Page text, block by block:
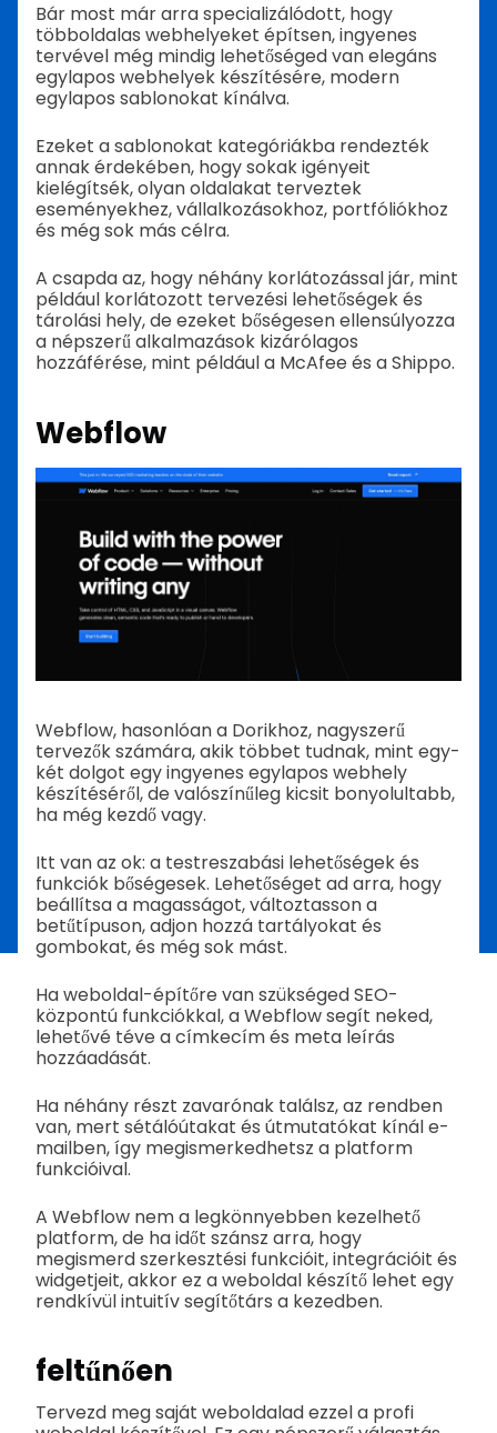
Bár most már arra specializálódott, hogy
többoldalas webhelyeket építsen, ingyenes
tervével még mindig lehetőséged van elegáns
egylapos webhelyek készítésére, modern
egylapos sablonokat kínálva.
Ezeket a sablonokat kategóriákba rendezték
annak érdekében, hogy sokak igényeit
kielégítsék, olyan oldalakat terveztek
eseményekhez, vállalkozásokhoz, portfóliókhoz
és még sok más célra.
A csapda az, hogy néhány korlátozással jár, mint
például korlátozott tervezési lehetőségek és
tárolási hely, de ezeket bőségesen ellensúlyozza
a népszerű alkalmazások kizárólagos
hozzáférése, mint például a McAfee és a Shippo.
Webflow
Webflow, hasonlóan a Dorikhoz, nagyszerű
tervezők számára, akik többet tudnak, mint egy-
két dolgot egy ingyenes egylapos webhely
készítéséről, de valószínűleg kicsit bonyolultabb,
ha még kezdő vagy.
Itt van az ok: a testreszabási lehetőségek és
funkciók bőségesek. Lehetőséget ad arra, hogy
beállítsa a magasságot, változtasson a
betűtípuson, adjon hozzá tartályokat és
gombokat, és még sok mást.
Ha weboldal-építőre van szükséged SEO-
központú funkciókkal, a Webflow segít neked,
lehetővé téve a címkecím és meta leírás
hozzáadását.
Ha néhány részt zavarónak találsz, az rendben
van, mert sétálóútakat és útmutatókat kínál e-
mailben, így megismerkedhetsz a platform
funkcióival.
A Webflow nem a legkönnyebben kezelhető
platform, de ha időt szánsz arra, hogy
megismerd szerkesztési funkcióit, integrációit és
widgetjeit, akkor ez a weboldal készítő lehet egy
rendkívül intuitív segítőtárs a kezedben.
feltűnően
Tervezd meg saját weboldalad ezzel a profi